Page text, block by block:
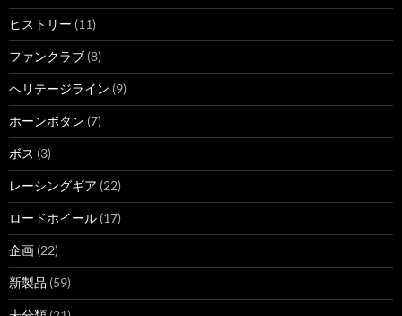
ヒストリー (11)
ファンクラブ (8)
ヘリテージライン (9)
ホーンボタン (7)
ボス (3)
レーシングギア (22)
ロードホイール (17)
企画 (22)
新製品 (59)